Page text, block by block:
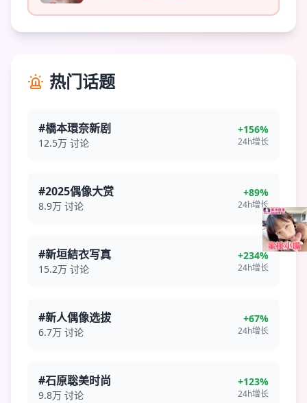
热门话题
#橋本環奈新剧
12.5万 讨论
+156%
24h增长
#2025偶像大赏
8.9万 讨论
+89%
24h增长
#新垣結衣写真
15.2万 讨论
+234%
24h增长
#新人偶像选拔
6.7万 讨论
+67%
24h增长
#石原聡美时尚
9.8万 讨论
+123%
24h增长